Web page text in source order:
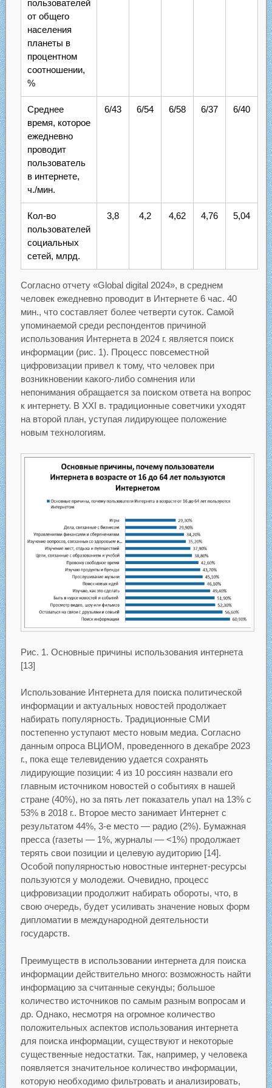
пользователей
от общего
населения
планеты в
процентном
соотношении,
%
Среднее
время, которое
ежедневно
проводит
пользователь
в интернете,
ч./мин.
6/43 6/54 6/58 6/37 6/40
Кол-во
пользователей
социальных
сетей, млрд.
3,8 4,2 4,62 4,76 5,04
Согласно отчету «Global digital 2024», в среднем
человек ежедневно проводит в Интернете 6 час. 40
мин., что составляет более четверти суток. Самой
упоминаемой среди респондентов причиной
использования Интернета в 2024 г. является поиск
информации (рис. 1). Процесс повсеместной
цифровизации привел к тому, что человек при
возникновении какого-либо сомнения или
непонимания обращается за поиском ответа на вопрос
к интернету. В XXI в. традиционные советчики уходят
на второй план, уступая лидирующее положение
новым технологиям.
Рис. 1. Основные причины использования интернета
[13]
Использование Интернета для поиска политической
информации и актуальных новостей продолжает
набирать популярность. Традиционные СМИ
постепенно уступают место новым медиа. Согласно
данным опроса ВЦИОМ, проведенного в декабре 2023
г., пока еще телевидению удается сохранять
лидирующие позиции: 4 из 10 россиян назвали его
главным источником новостей о событиях в нашей
стране (40%), но за пять лет показатель упал на 13% с
53% в 2018 г.. Второе место занимает Интернет с
результатом 44%, 3-е место — радио (2%). Бумажная
пресса (газеты — 1%, журналы — <1%) продолжает
терять свои позиции и целевую аудиторию [14].
Особой популярностью новостные интернет-ресурсы
пользуются у молодежи. Очевидно, процесс
цифровизации продолжит набирать обороты, что, в
свою очередь, будет усиливать значение новых форм
дипломатии в международной деятельности
государств.
Преимуществ в использовании интернета для поиска
информации действительно много: возможность найти
информацию за считанные секунды; большое
количество источников по самым разным вопросам и
др. Однако, несмотря на огромное количество
положительных аспектов использования интернета
для поиска информации, существуют и некоторые
существенные недостатки. Так, например, у человека
появляется значительное количество информации,
которую необходимо фильтровать и анализировать,